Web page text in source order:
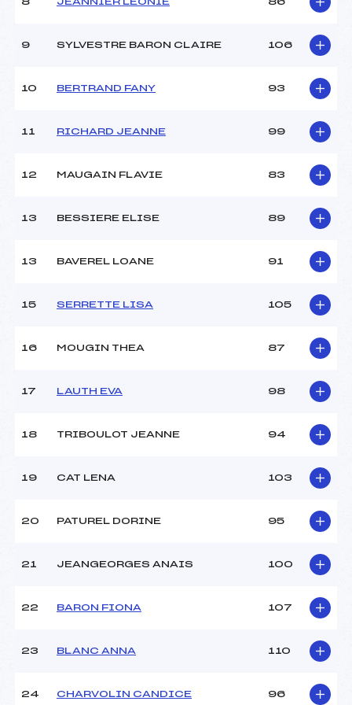
[C-D]
8 JEANNIER LEONIE 86
9 SYLVESTRE BARON CLAIRE 106
10 BERTRAND FANY 93
11 RICHARD JEANNE 99
12 MAUGAIN FLAVIE 83
13 BESSIERE ELISE 89
13 BAVEREL LOANE 91
15 SERRETTE LISA 105
16 MOUGIN THEA 87
17 LAUTH EVA 98
18 TRIBOULOT JEANNE 94
19 CAT LENA 103
20 PATUREL DORINE 95
21 JEANGEORGES ANAIS 100
22 BARON FIONA 107
23 BLANC ANNA 110
24 CHARVOLIN CANDICE 96